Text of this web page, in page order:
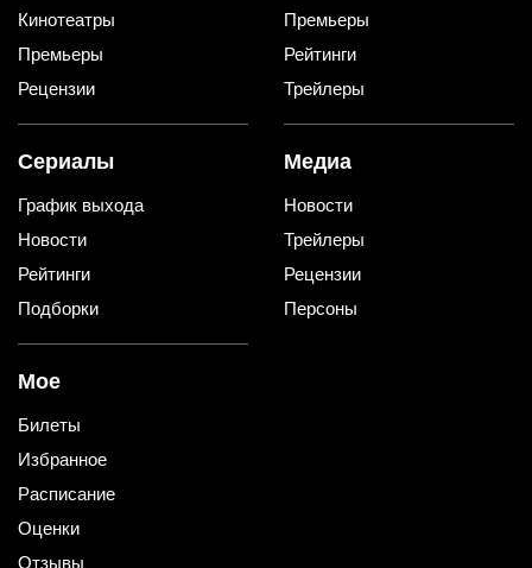
Кинотеатры
Премьеры
Рецензии
Премьеры
Рейтинги
Трейлеры
Сериалы
График выхода
Новости
Рейтинги
Подборки
Медиа
Новости
Трейлеры
Рецензии
Персоны
Мое
Билеты
Избранное
Расписание
Оценки
Отзывы